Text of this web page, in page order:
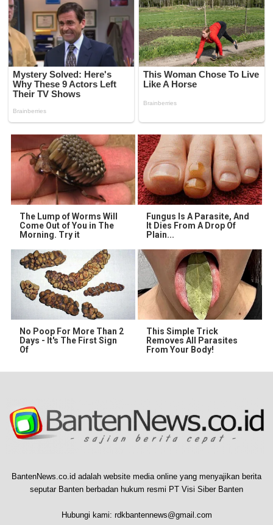
The Lump of Worms Will
Come Out of You in The
Morning. Try it
Fungus Is A Parasite, And
It Dies From A Drop Of
Plain...
No Poop For More Than 2
Days - It's The First Sign
Of
This Simple Trick
Removes All Parasites
From Your Body!
BantenNews.co.id adalah website media online yang menyajikan berita
seputar Banten berbadan hukum resmi PT Visi Siber Banten
Hubungi kami: rdkbantennews@gmail.com